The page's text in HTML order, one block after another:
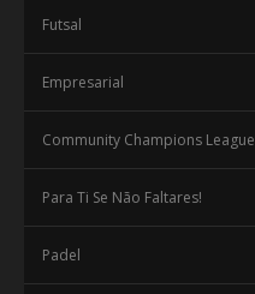
Futsal
Empresarial
Community Champions League
Para Ti Se Não Faltares!
Padel